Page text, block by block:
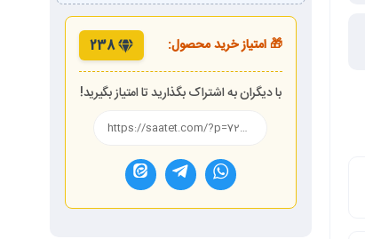
🎁 امتیاز خرید محصول: 238
با دیگران به اشتراک بگذارید تا امتیاز بگیرید!